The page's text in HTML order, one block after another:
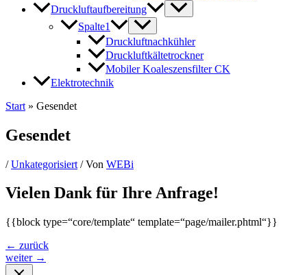
Druckluftaufbereitung
Spalte1
Druckluftnachkühler
Druckluftkältetrockner
Mobiler Koaleszensfilter CK
Elektrotechnik
Start » Gesendet
Gesendet
/Unkategorisiert / Von WEBi
Vielen Dank für Ihre Anfrage!
{{block type=“core/template“ template=“page/mailer.phtml“}}
← zurück
weiter →